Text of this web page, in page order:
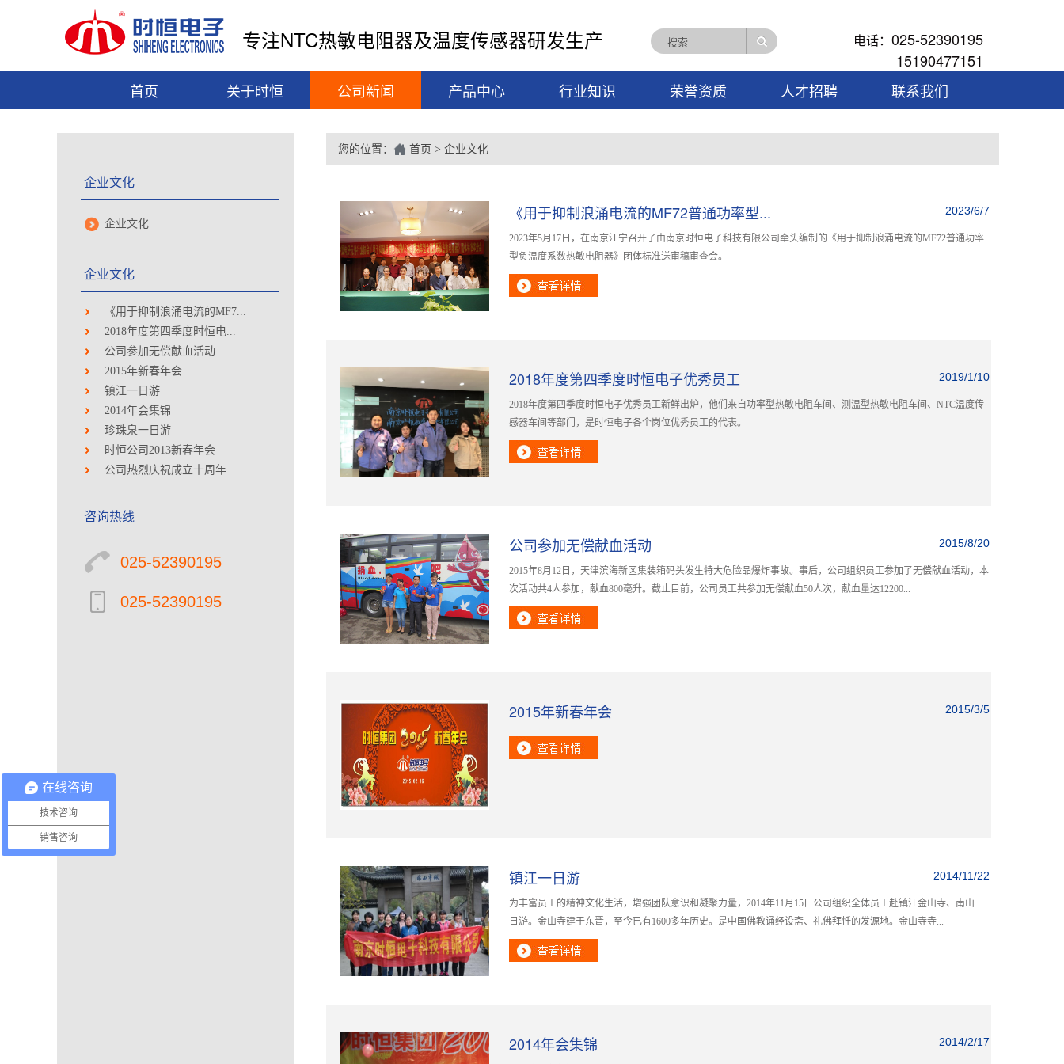
专注NTC热敏电阻器及温度传感器研发生产 电话： 025-52390195
15190477151
首页
关于时恒 公司新闻 产品中心 行业知识 荣誉资质 人才招聘 联系我们
企业文化
企业文化
企业文化
《用于抑制浪涌电流的MF7...
2018年度第四季度时恒电...
公司参加无偿献血活动
2015年新春年会
镇江一日游
2014年会集锦
珍珠泉一日游
时恒公司2013新春年会
公司热烈庆祝成立十周年
咨询热线
025-52390195
025-52390195
您的位置： 首页 > 企业文化
2023/6/7
《用于抑制浪涌电流的MF72普通功率型...
2023年5月17日，在南京江宁召开了由南京时恒电子科技有限公司牵头编制的《用于抑制浪涌电流的MF72普通功率
型负温度系数热敏电阻器》团体标准送审稿审查会。
2019/1/10
2018年度第四季度时恒电子优秀员工
2018年度第四季度时恒电子优秀员工新鲜出炉，他们来自功率型热敏电阻车间、测温型热敏电阻车间、NTC温度传
感器车间等部门，是时恒电子各个岗位优秀员工的代表。
2015/8/20
公司参加无偿献血活动
2015年8月12日，天津滨海新区集装箱码头发生特大危险品爆炸事故。事后，公司组织员工参加了无偿献血活动，本
次活动共4人参加，献血800毫升。截止目前，公司员工共参加无偿献血50人次，献血量达12200...
2015/3/5
2015年新春年会
2014/11/22
镇江一日游
为丰富员工的精神文化生活，增强团队意识和凝聚力量，2014年11月15日公司组织全体员工赴镇江金山寺、南山一
日游。金山寺建于东晋，至今已有1600多年历史。是中国佛教诵经设斋、礼佛拜忏的发源地。金山寺寺...
2014/2/17
2014年会集锦
在线咨询
技术咨询
销售咨询